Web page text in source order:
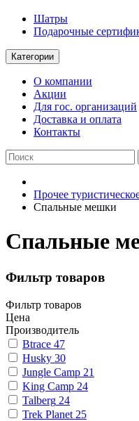
Шатры
Подарочные
Категории
О компании
Акции
Для гос. организаций
Доставка и оплата
Контакты
Прочее
Спальные мешки
Спальные
Фильтр товаров
Фильтр товаров
Цена
Производитель
Btrace 47
Husky 30
Jungle Camp 21
King Camp 24
Talberg 24
Trek Planet 25